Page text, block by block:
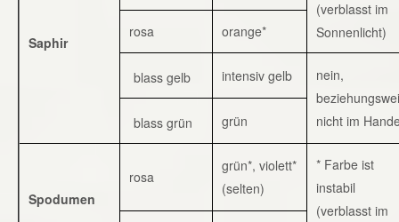
Saphir
(verblasst im
Sonnenlicht)
rosa orange*
blass gelb intensiv gelb
nein,
nicht im
blass grün grün
Spodumen
rosa
grün*, violett*
(selten)
* Farbe ist
instabil
(verblasst im